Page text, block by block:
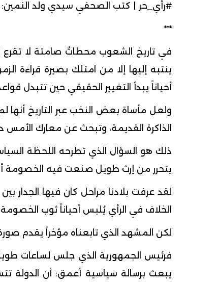
#رأي_حر | كتب الصحفي سيدي ولد النمين:
***
في تاريخ الشعوب محطاتٌ صامتة لا تقرع
ينتبه إليها إلا من امتلك بصيرة قراءة
أحياناً يبدأ التغيير الحقيقي حين تتبدل
ولعل مأساة بعض النخب عبر التاريخ أنها
الذاكرة القديمة، وتبحث عن معارك الأمس
ذلك هو السؤال الذي تطرحه اللحظة
يتحرر من إرث طويل صنعت فيه الخصومة
لقد عرفت بلادنا مراحل كان فيها الجدار
الخلاف في الرأي يُلبس أحياناً ثوب
لكن المشهد الذي تابعناه مؤخراً يقدم
فرئيس الجمهورية الذي جلس لساعات
يبعث برسالة سياسية أعمق: أن الدولة